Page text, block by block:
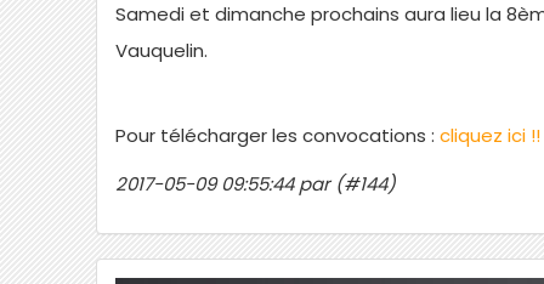
Samedi et dimanche prochains aura lieu la
Vauquelin.
Pour télécharger les convocations : cliquez ici !!
2017-05-09 09:55:44 par (#144)